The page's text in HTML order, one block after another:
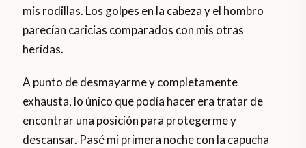
mis rodillas. Los golpes en la cabeza y el hombro
parecían caricias comparados con mis otras
heridas.
A punto de desmayarme y completamente
exhausta, lo único que podía hacer era tratar de
encontrar una posición para protegerme y
descansar. Pasé mi primera noche con la capucha